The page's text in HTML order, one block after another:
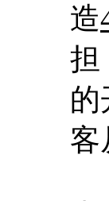
造
担
的
客